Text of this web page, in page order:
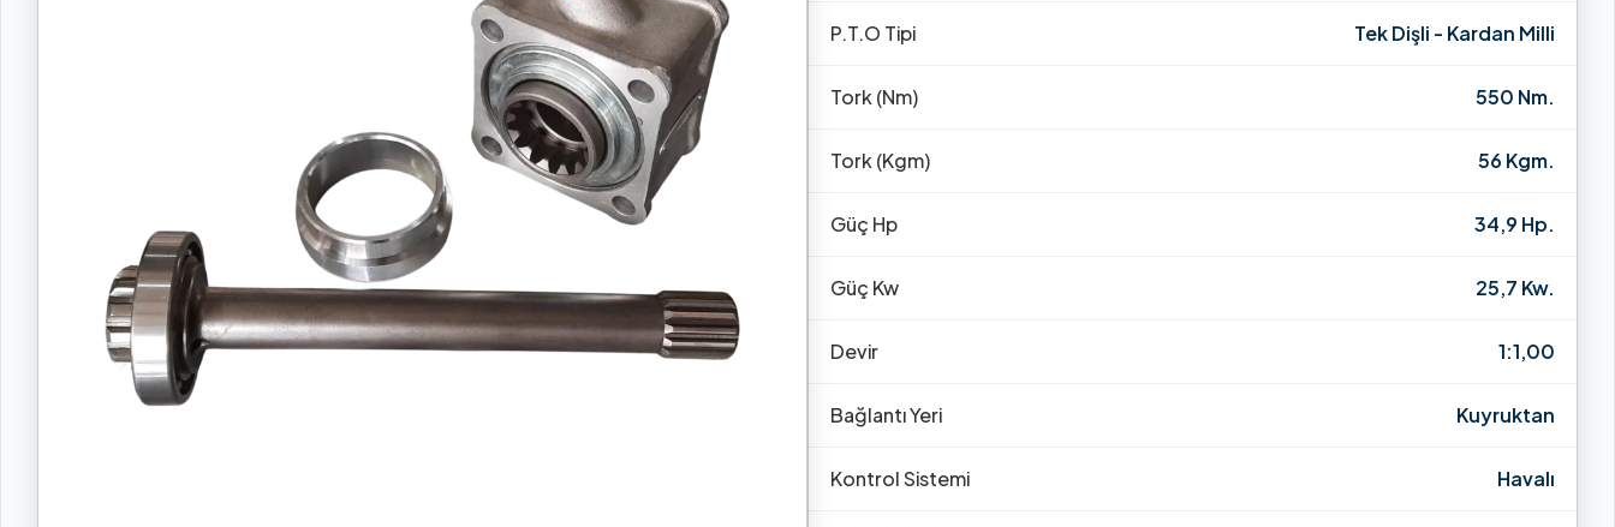
P.T.O Tipi Tek Dişli - Kardan Milli
Tork (Nm) 550 Nm.
Tork (Kgm) 56 Kgm.
Güç Hp 34,9 Hp.
Güç Kw 25,7 Kw.
Devir 1:1,00
Bağlantı Yeri Kuyruktan
Kontrol Sistemi Havalı